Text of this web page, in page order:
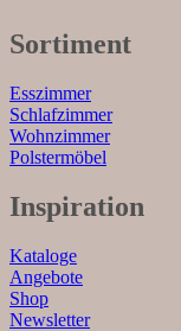
Sortiment
Esszimmer
Schlafzimmer
Wohnzimmer
Polstermöbel
Inspiration
Kataloge
Angebote
Shop
Newsletter